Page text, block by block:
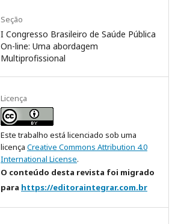
Seção
I Congresso Brasileiro de Saúde Pública
On-line: Uma abordagem
Multiprofissional
Licença
Este trabalho está licenciado sob uma
licença Creative Commons Attribution 4.0
International License.
O conteúdo desta revista foi migrado
para https://editoraintegrar.com.br